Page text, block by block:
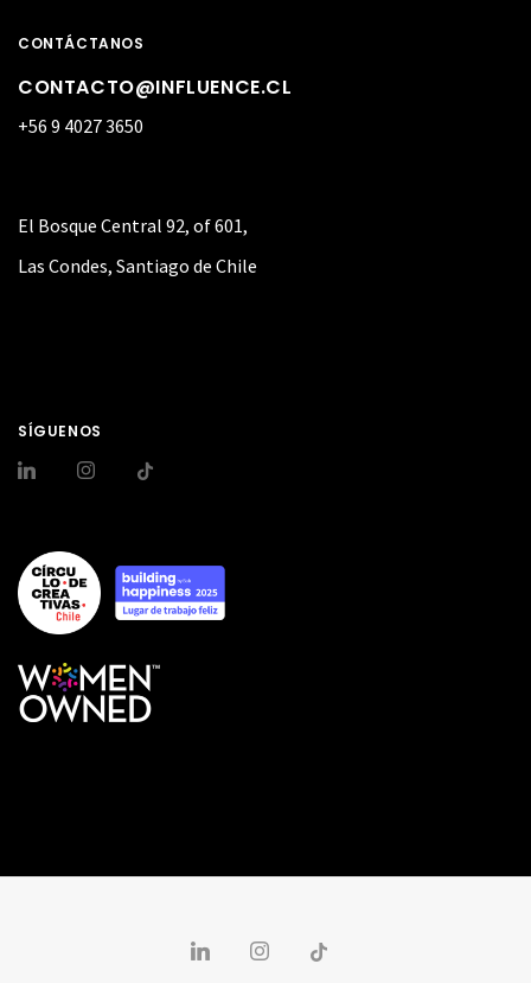
CONTÁCTANOS
CONTACTO@INFLUENCE.CL
+56 9 4027 3650
El Bosque Central 92, of 601,
Las Condes, Santiago de Chile
SÍGUENOS